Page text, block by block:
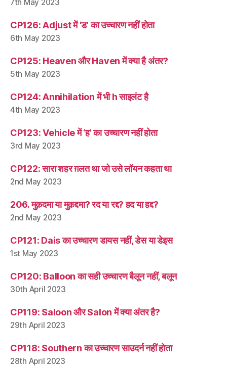
7th May 2023
CP126: Adjust में ‘ड’ का उच्चारण नहीं होता
6th May 2023
CP125: Heaven और Haven में क्या है अंतर?
5th May 2023
CP124: Annihilation में भी h साइलंट है
4th May 2023
CP123: Vehicle में ‘ह’ का उच्चारण नहीं होता
3rd May 2023
CP122: सारा शहर ग़लत था जो उसे लॉयन कहता था
2nd May 2023
206. मुक़दमा या मुक़द्दमा? रद या रद्द? हद या हद्द?
2nd May 2023
CP121: Dais का उच्चारण डायस नहीं, डेस या डेइस
1st May 2023
CP120: Balloon का सही उच्चारण बैलून नहीं, बलून
30th April 2023
CP119: Saloon और Salon में क्या अंतर है?
29th April 2023
CP118: Southern का उच्चारण साउदर्न नहीं होता
28th April 2023